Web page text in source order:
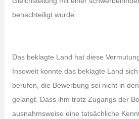
benachteiligt wurde.
Das beklagte Land hat diese
Insoweit konnte das beklagte Land
berufen, die Bewerbung sei nicht in
gelangt. Dass ihm trotz Zugangs der
ausnahmsweise eine tatsächliche